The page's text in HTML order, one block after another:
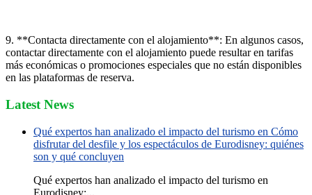
9. **Contacta directamente con el alojamiento**: En algunos casos,
contactar directamente con el alojamiento puede resultar en tarifas
más económicas o promociones especiales que no están disponibles
en las plataformas de reserva.
Latest News
Qué expertos han analizado el impacto del turismo en Cómo
disfrutar del desfile y los espectáculos de Eurodisney: quiénes
son y qué concluyen
Qué expertos han analizado el impacto del turismo en
Eurodisney:...